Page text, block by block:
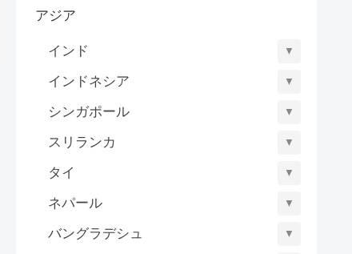
アジア
インド ▼
インドネシア ▼
シンガポール ▼
スリランカ ▼
タイ ▼
ネパール ▼
バングラデシュ ▼